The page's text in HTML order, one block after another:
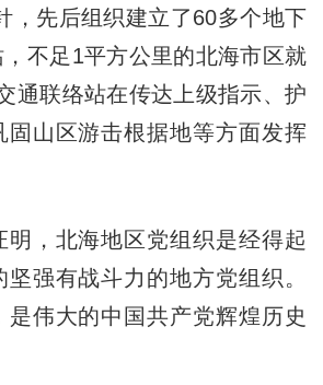
，先后组织建立了60多个地下
不足1平方公里的北海市区就
通联络站在传达上级指示、护
固山区游击根据地等方面发挥
，北海地区党组织是经得起
强有战斗力的地方党组织。
是伟大的中国共产党辉煌历史